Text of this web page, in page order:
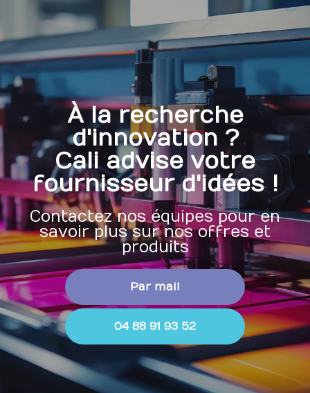
À la recherche
d'innovation ?
Cali advise votre
fournisseur d'idées !
Contactez nos équipes pour en
savoir plus sur nos offres et
produits
Par mail
04 88 91 93 52